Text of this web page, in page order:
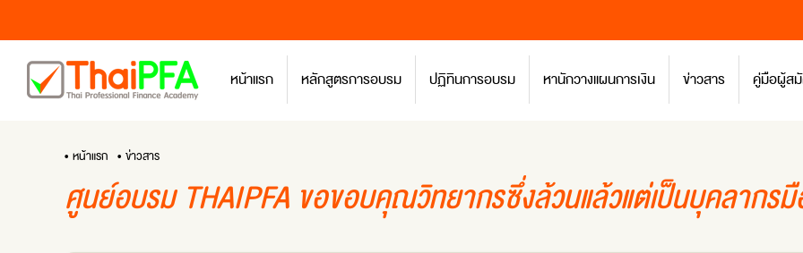
หน้าแรก หลักสูตรการอบรม ปฏิทินการอบรม หานักวางแผนการเงิน ข่าวสาร คู่มือผู้ส
• หน้าแรก • ข่าวสาร
ศูนย์อบรม THAIPFA ขอขอบคุณวิทยากรซึ่งล้วนแล้วแต่เป็นบุคลากร